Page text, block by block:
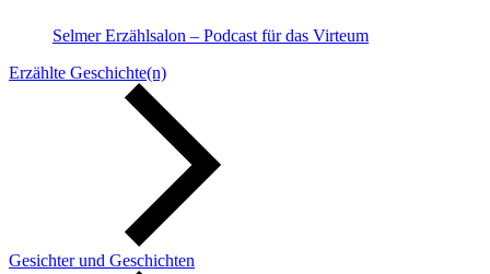
Selmer Erzählsalon – Podcast für das Virteum
Erzählte Geschichte(n)
Gesichter und Geschichten